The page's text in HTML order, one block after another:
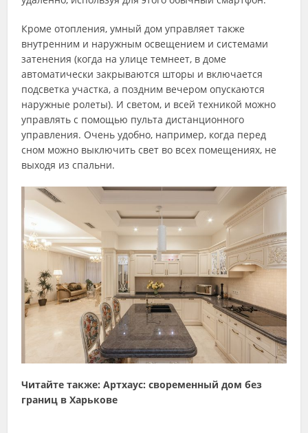
Кроме отопления, умный дом управляет также
внутренним и наружным освещением и системами
затенения (когда на улице темнеет, в доме
автоматически закрываются шторы и включается
подсветка участка, а поздним вечером опускаются
наружные ролеты). И светом, и всей техникой можно
управлять с помощью пульта дистанционного
управления. Очень удобно, например, когда перед
сном можно выключить свет во всех помещениях, не
выходя из спальни.
Читайте также: Артхаус: своременный дом без
границ в Харькове